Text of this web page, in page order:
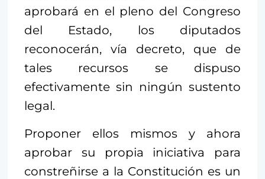
aprobará en el pleno del Congreso
del Estado, los diputados
reconocerán, vía decreto, que de
tales recursos se dispuso
efectivamente sin ningún sustento
legal.
Proponer ellos mismos y ahora
aprobar su propia iniciativa para
constreñirse a la Constitución es un